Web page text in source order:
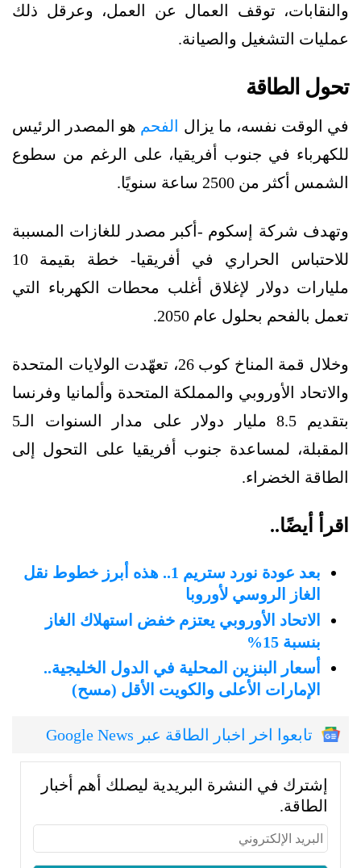
والنقابات، توقف العمال عن العمل، وعرقل ذلك
عمليات التشغيل والصيانة.
تحول الطاقة
في الوقت نفسه، ما يزال الفحم هو المصدر الرئيس
للكهرباء في جنوب أفريقيا، على الرغم من سطوع
الشمس أكثر من 2500 ساعة سنويًا.
وتهدف شركة إسكوم -أكبر مصدر للغازات المسببة
للاحتباس الحراري في أفريقيا- خطة بقيمة 10
مليارات دولار لإغلاق أغلب محطات الكهرباء التي
تعمل بالفحم بحلول عام 2050.
وخلال قمة المناخ كوب 26، تعهّدت الولايات المتحدة
والاتحاد الأوروبي والمملكة المتحدة وألمانيا وفرنسا
بتقديم 8.5 مليار دولار على مدار السنوات الـ5
المقبلة، لمساعدة جنوب أفريقيا على التحول إلى
الطاقة الخضراء.
اقرأ أيضًا..
بعد عودة نورد ستريم 1.. هذه أبرز خطوط نقل
الغاز الروسي لأوروبا
الاتحاد الأوروبي يعتزم خفض استهلاك الغاز
بنسبة 15%
أسعار البنزين المحلية في الدول الخليجية..
الإمارات الأعلى والكويت الأقل (مسح)
تابعوا اخر اخبار الطاقة عبر Google News
إشترك في النشرة البريدية ليصلك أهم أخبار
الطاقة.